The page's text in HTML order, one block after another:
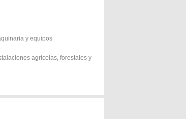
y equipos
agrícolas, forestales y